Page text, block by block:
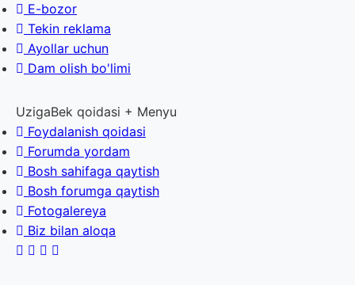
E-bozor
Tekin reklama
Ayollar uchun
Dam olish bo'limi
UzigaBek qoidasi + Menyu
Foydalanish qoidasi
Forumda yordam
Bosh sahifaga qaytish
Bosh forumga qaytish
Fotogalereya
Biz bilan aloqa